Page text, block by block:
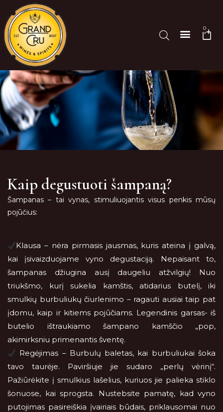
0
Kaip degustuoti šampaną?
Šampanas – tai vynas, stimuliuojantis visus penkis mūsų
pojūčius:
Klausa – nėra pirmasis jausmas, kuris ateina į galvą,
kai įsivaizduojame vyno degustaciją. Nepaisant to,
šampanas džiugina ausį daugeliu atžvilgių! Nuo
triukšmo, kurį sukelia kamštis, atidarius butelį, iki
smulkių burbuliukų čiurlenimo – ragauti ausiai taip pat
įdomu, kaip ir kitiems pojūčiams. Legendinis garsas- iš
butelio ištraukiamo šampano kamščio „pop,
akimirksniu primenantis šventę.
Regėjimas – Burbulų baletas, kai burbuliukai šoka
tavo taurėje. Paviršiuje jie sudaro „perlų vėrinį“.
Pažiūrėkite į smulkius lašelius, kuriuos jie palieka stiklo
šonuose, kai sprogsta. Nustebsite pamatę, kad vyno
putojimas pasireiškia įvairiais būdais, priklausomai nuo